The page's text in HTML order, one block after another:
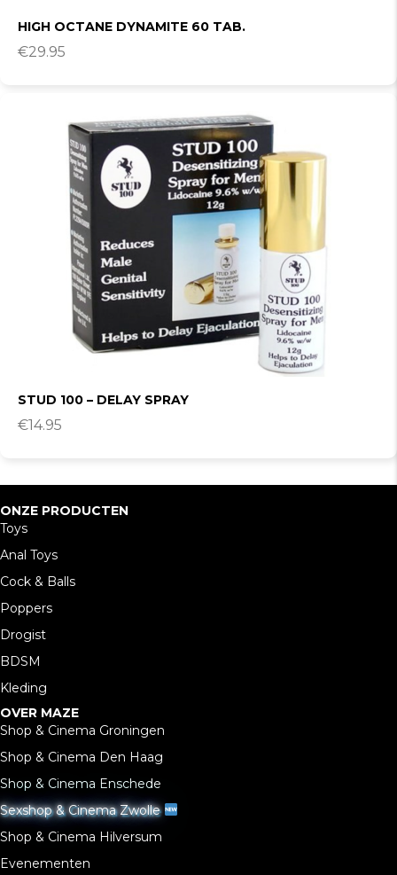
HIGH OCTANE DYNAMITE 60 TAB.
€29.95
STUD 100 – DELAY SPRAY
€14.95
ONZE PRODUCTEN
Toys
Anal Toys
Cock & Balls
Poppers
Drogist
BDSM
Kleding
OVER MAZE
Shop & Cinema Groningen
Shop & Cinema Den Haag
Shop & Cinema Enschede
Sexshop & Cinema Zwolle
Shop & Cinema Hilversum
Evenementen